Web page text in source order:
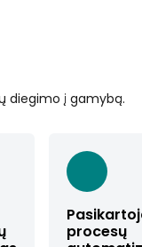
diegimo į gamybą.
procesų